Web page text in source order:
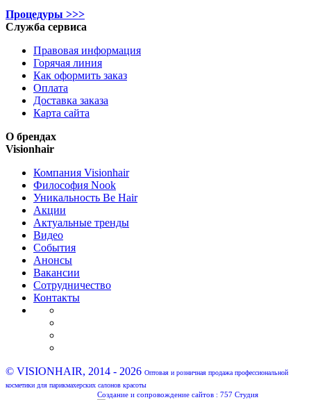
Процедуры >>>
Служба сервиса
Правовая информация
Горячая линия
Как оформить заказ
Оплата
Доставка заказа
Карта сайта
О брендах
Visionhair
Компания Visionhair
Философия Nook
Уникальность Be Hair
Акции
Актуальные тренды
Видео
События
Анонсы
Вакансии
Сотрудничество
Контакты
© VISIONHAIR, 2014 - 2026 Оптовая и розничная продажа профессиональной
косметики для парикмахерских салонов красоты
Создание и сопровождение сайтов : 757 Студия